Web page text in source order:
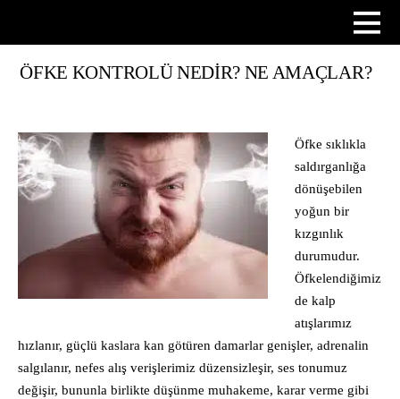
ÖFKE KONTROLÜ NEDIR? NE AMAÇLAR?
Öfke sıklıkla
saldırganlığa
dönüşebilen
yoğun bir
kızgınlık
durumudur.
Öfkelendiğimiz
de kalp
atışlarımız
hızlanır, güçlü kaslara kan götüren damarlar genişler, adrenalin
salgılanır, nefes alış verişlerimiz düzensizleşir, ses tonumuz
değişir, bununla birlikte düşünme muhakeme, karar verme gibi